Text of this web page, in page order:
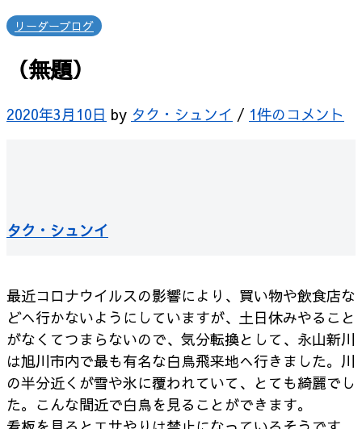
リーダーブログ
（無題）
2020年3月10日 by タク・シュンイ / 1件のコメント
タク・シュンイ
最近コロナウイルスの影響により、買い物や飲食店な
どへ行かないようにしていますが、土日休みやること
がなくてつまらないので、気分転換として、永山新川
は旭川市内で最も有名な白鳥飛来地へ行きました。川
の半分近くが雪や氷に覆われていて、とても綺麗でし
た。こんな間近で白鳥を見ることができます。